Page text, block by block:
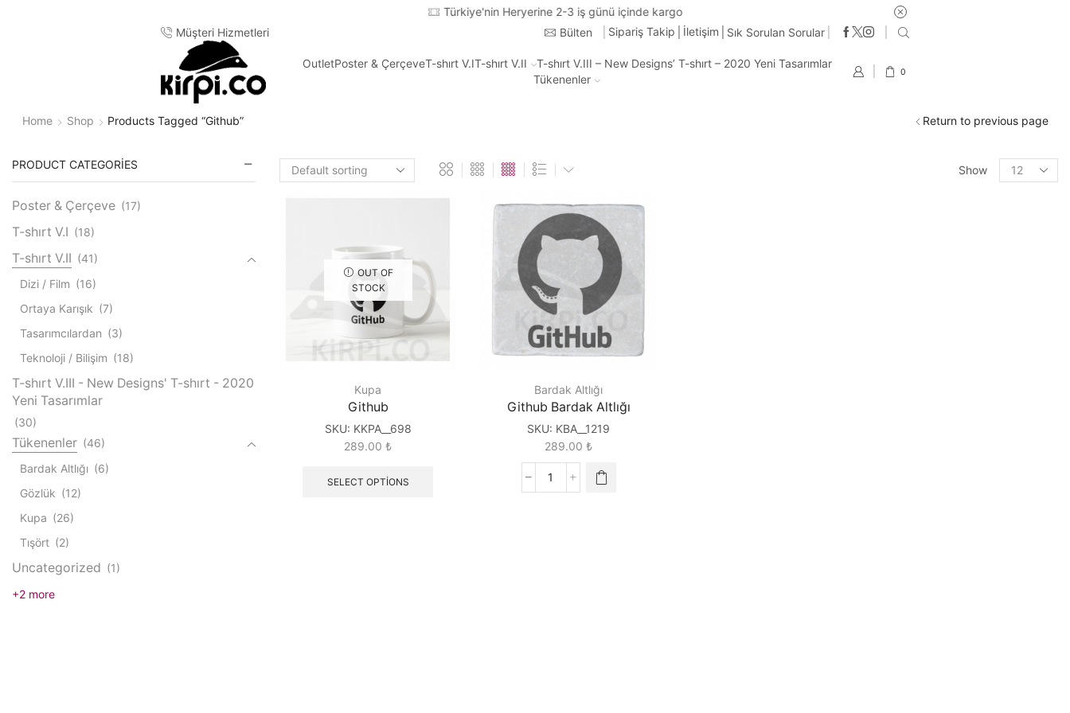
Türkiye'nin Heryerine 2-3 iş günü içinde kargo
Müşteri Hizmetleri
Bülten Sipariş Takip İletişim Sık Sorulan Sorular
OutletPoster & ÇerçeveT-shırt V.IT-shırt V.II
T-shırt V.III – New Designs’ T-shırt – 2020 Yeni Tasarımlar
Tükenenler
0
Home Shop Products Tagged “github” Return to previous page
Show
Products
per
OUT OF
STOCK
Kupa
Github
SKU: KKPA__698
289.00 ₺
SELECT OPTIONS
Bardak Altlığı
Github Bardak Altlığı
SKU: KBA__1219
289.00 ₺
Github
PRODUCT CATEGORIES
Poster & Çerçeve (17)
T-shırt V.I (18)
T-shırt V.II (41)
Dizi / Film (16)
Ortaya Karışık (7)
Tasarımcılardan (3)
Teknoloji / Bilişim (18)
T-shırt V.III - New Designs' T-shırt - 2020
Yeni Tasarımlar
(30)
Tükenenler (46)
Bardak Altlığı (6)
Gözlük (12)
Kupa (26)
Tışört (2)
Uncategorized (1)
+2 more